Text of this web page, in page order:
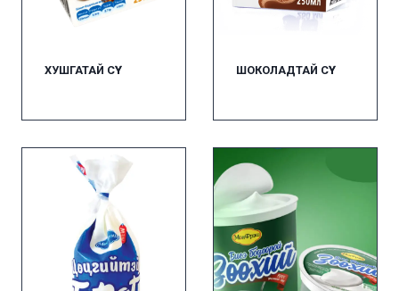
ХУШГАТАЙ СҮҮ ШОКОЛАДТАЙ СҮҮ